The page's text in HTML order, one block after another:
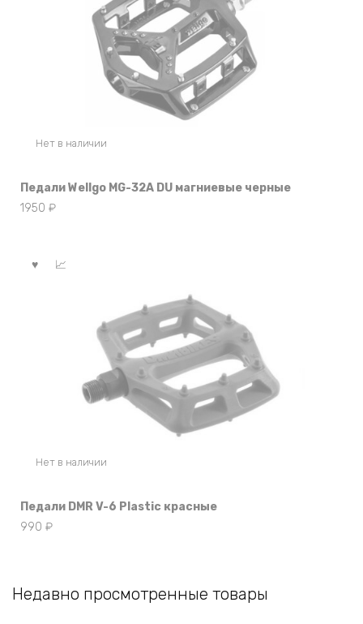
Нет в наличии
Педали Wellgo MG-32A DU магниевые черные
1950 ₽
Нет в наличии
Педали DMR V-6 Plastic красные
990 ₽
Недавно просмотренные товары